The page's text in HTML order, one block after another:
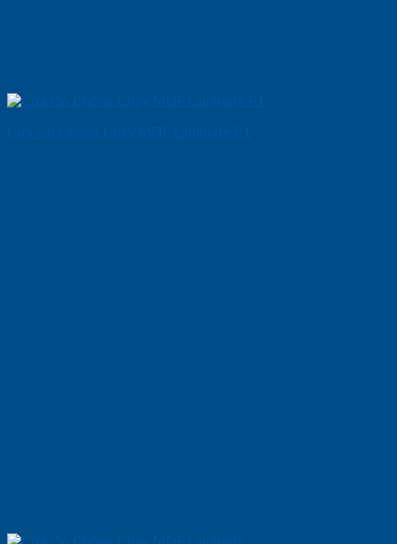
Cửa Gỗ Chống Cháy MDF Laminate P1